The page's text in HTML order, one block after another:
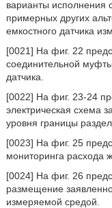
варианты исполнения
примерных других
емкостного датчика
[0021] На фиг. 22
соединительной
датчика.
[0022] На фиг. 23-24
электрическая схема
уровня границы
[0023] На фиг. 25
мониторинга расхода
[0024] На фиг. 26
размещение
измеряемой средой.